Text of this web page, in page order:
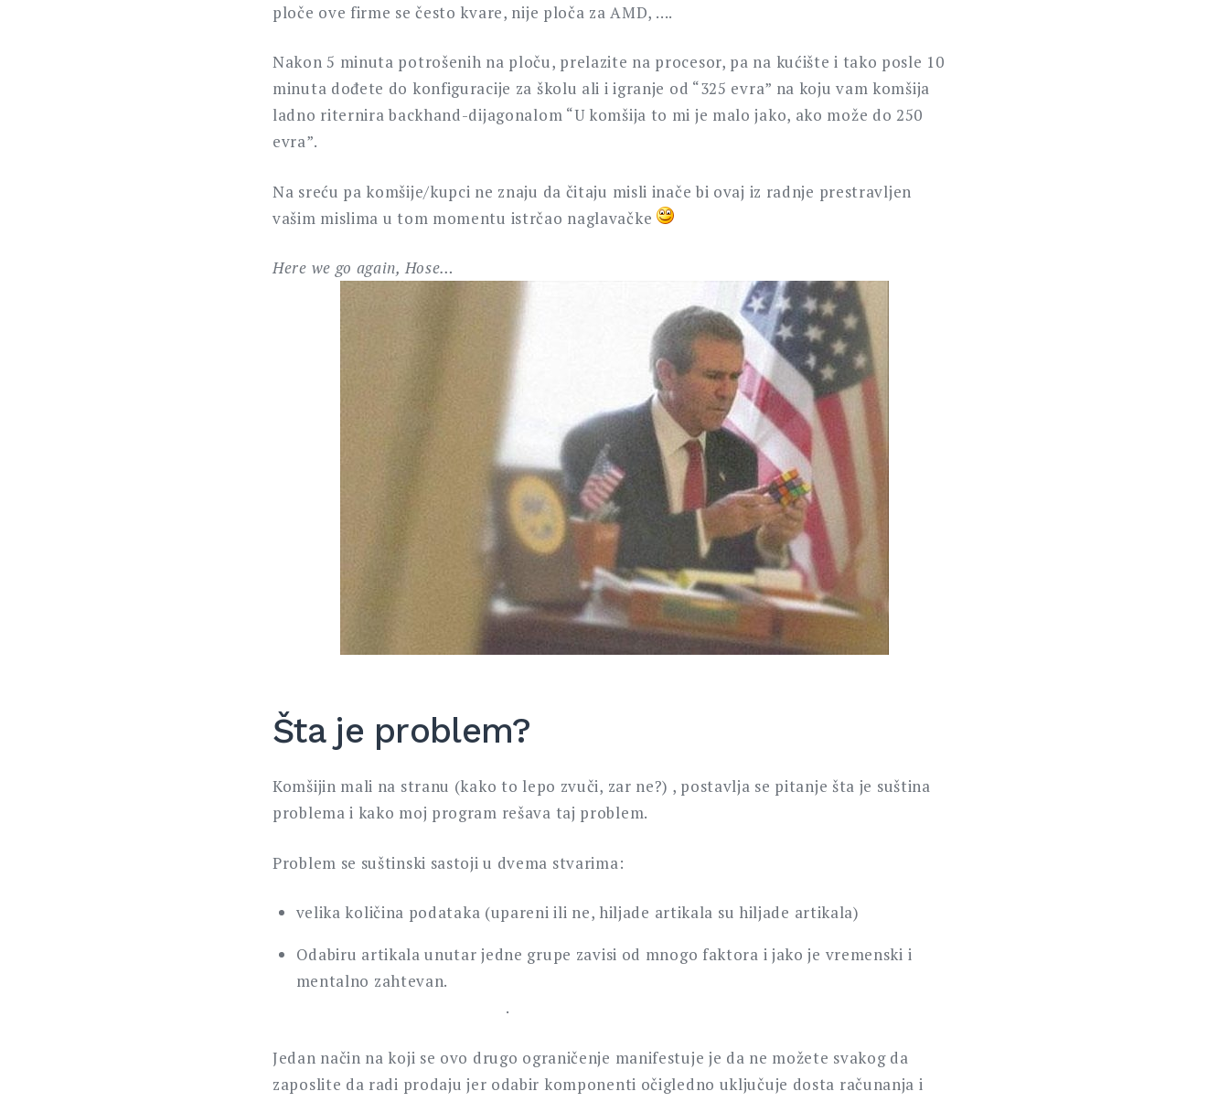
ploče ove firme se često kvare, nije ploča za AMD, ….
Nakon 5 minuta potrošenih na ploču, prelazite na procesor, pa na kućište i tako posle 10
minuta dođete do konfiguracije za školu ali i igranje od “325 evra” na koju vam komšija
ladno riternira backhand-dijagonalom “U komšija to mi je malo jako, ako može do 250
evra”.
Na sreću pa komšije/kupci ne znaju da čitaju misli inače bi ovaj iz radnje prestravljen
vašim mislima u tom momentu istrčao naglavačke
Here we go again, Hose…
Šta je problem?
Komšijin mali na stranu (kako to lepo zvuči, zar ne?) , postavlja se pitanje šta je suština
problema i kako moj program rešava taj problem.
Problem se suštinski sastoji u dvema stvarima:
velika količina podataka (upareni ili ne, hiljade artikala su hiljade artikala)
Odabiru artikala unutar jedne grupe zavisi od mnogo faktora i jako je vremenski i
mentalno zahtevan.
.
Jedan način na koji se ovo drugo ograničenje manifestuje je da ne možete svakog da
zaposlite da radi prodaju jer odabir komponenti očigledno uključuje dosta računanja i